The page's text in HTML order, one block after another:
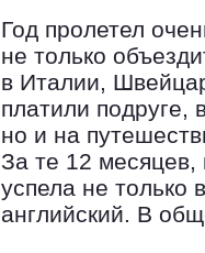
Год пролетел
не только
в Италии,
платили подруге,
но и на
За те 12
успела не только
английский. В